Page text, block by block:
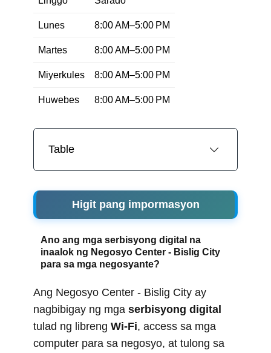
Lunes 8:00 AM–5:00 PM
Martes 8:00 AM–5:00 PM
Miyerkules 8:00 AM–5:00 PM
Huwebes 8:00 AM–5:00 PM
Table
Higit pang impormasyon
Ano ang mga serbisyong digital na
inaalok ng Negosyo Center - Bislig City
para sa mga negosyante?
Ang Negosyo Center - Bislig City ay
nagbibigay ng mga serbisyong digital
tulad ng libreng Wi-Fi, access sa mga
computer para sa negosyo, at tulong sa